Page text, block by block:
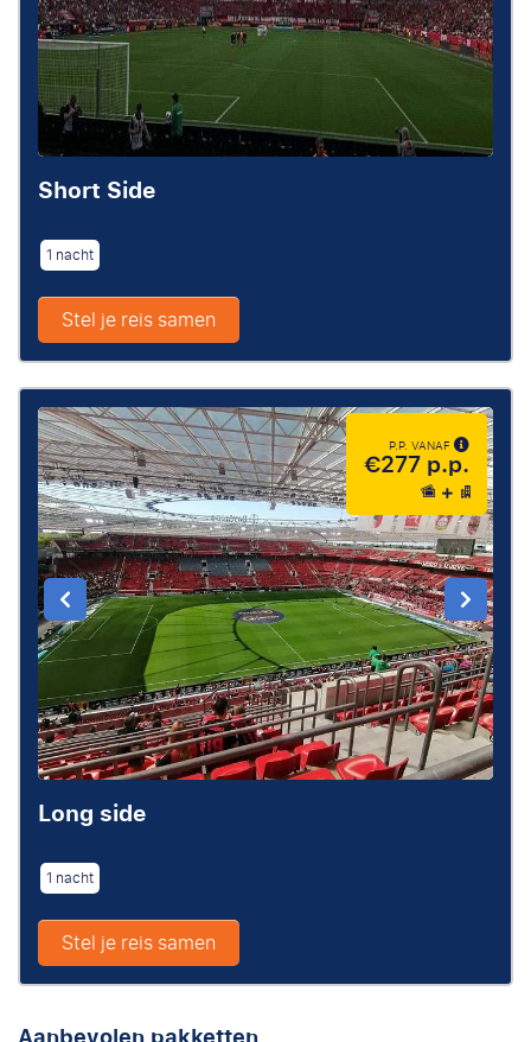
Short Side
1 nacht
Stel je reis samen
P.P. VANAF
€277 p.p.
Long side
1 nacht
Stel je reis samen